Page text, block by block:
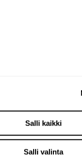
Salli kaikki
Salli valinta